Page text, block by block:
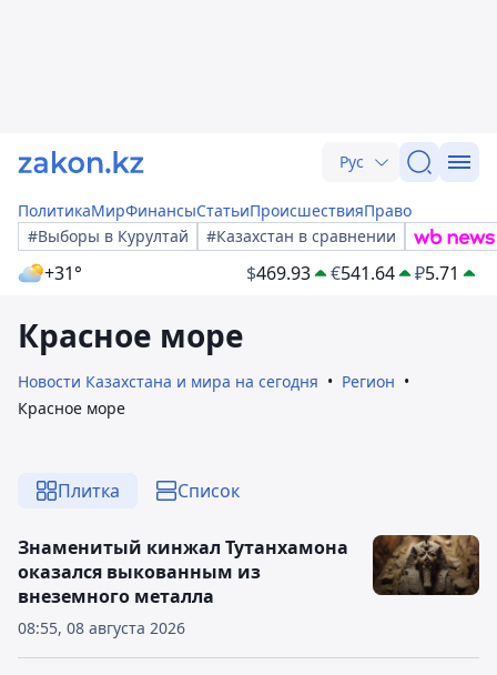
Рус
ПолитикаМирФинансыСтатьиПроисшествияПраво
#Выборы в Курултай
#Казахстан в сравнении
+31° $469.93 €541.64 ₽5.71
Красное море
Новости Казахстана и мира на сегодня
Регион
Красное море
Плитка Список
08:55, 08 августа 2026
Знаменитый кинжал Тутанхамона
оказался выкованным из
внеземного металла